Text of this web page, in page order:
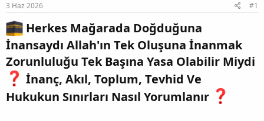
3 Haz 2026 #1
Herkes Mağarada Doğduğuna
İnansaydı Allah'ın Tek Oluşuna İnanmak
Zorunluluğu Tek Başına Yasa Olabilir Miydi
İnanç, Akıl, Toplum, Tevhid Ve
Hukukun Sınırları Nasıl Yorumlanır